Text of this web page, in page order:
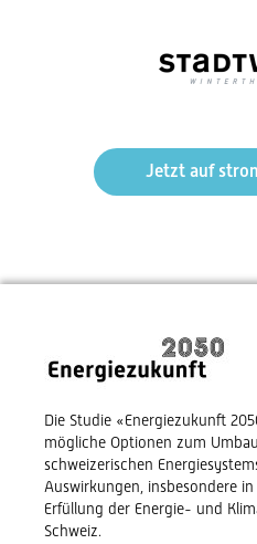
Jetzt auf
Die Studie «Energiezukunft
mögliche Optionen zum
schweizerischen
Auswirkungen, insbesondere
Erfüllung der Energie- und
Schweiz.